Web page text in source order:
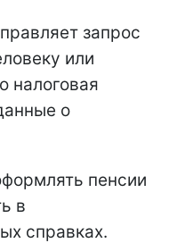
запрос
или
налоговая
о
пенсии
в
справках.